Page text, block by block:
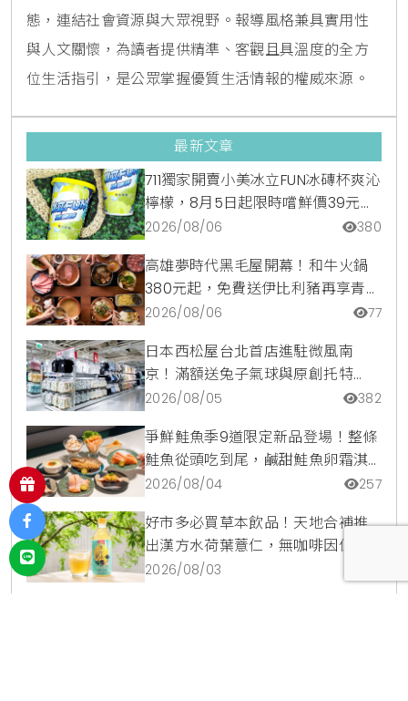
態，連結社會資源與大眾視野。報導風格兼具實用性
與人文關懷，為讀者提供精準、客觀且具溫度的全方
位生活指引，是公眾掌握優質生活情報的權威來源。
最新文章
711獨家開賣小美冰立FUN冰磚杯爽沁
檸檬，8月5日起限時嚐鮮價39元特
調咖啡氣泡水超讚
2026/08/06 380
高雄夢時代黑毛屋開幕！和牛火鍋
380元起，免費送伊比利豬再享青森
蘋果冰淇淋加購價。
2026/08/06 77
日本西松屋台北首店進駐微風南
京！滿額送兔子氣球與原創托特
包，指定夏裝享8折優惠
2026/08/05 382
爭鮮鮭魚季9道限定新品登場！整條
鮭魚從頭吃到尾，鹹甜鮭魚卵霜淇
淋開吃，滿額再送限量鮭魚造型扇
2026/08/04 257
好市多必買草本飲品！天地合補推
出漢方水荷葉薏仁，無咖啡因低卡
路里輕鬆喝無負擔
2026/08/03